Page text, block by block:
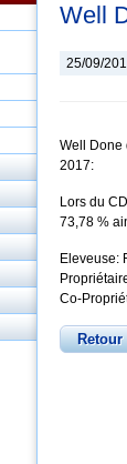
Well
25/09/
Well Done
2017:
Lors du
73,78 %
Eleveuse:
Co-
Retour